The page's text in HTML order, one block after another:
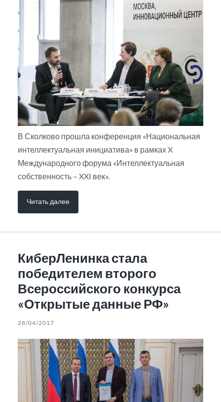
В Сколково прошла конференция «Национальная
интеллектуальная инициатива» в рамках X
Международного форума «Интеллектуальная
собственность – XXI век».
Читать далее
КиберЛенинка стала
победителем второго
Всероссийского конкурса
«Открытые данные РФ»
28/04/2017